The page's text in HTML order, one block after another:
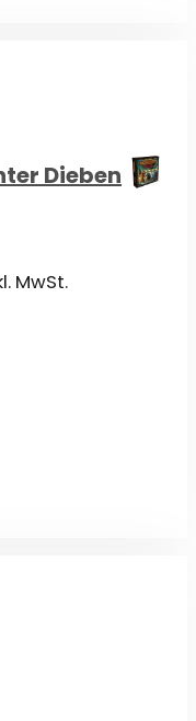
Dieben
MwSt.